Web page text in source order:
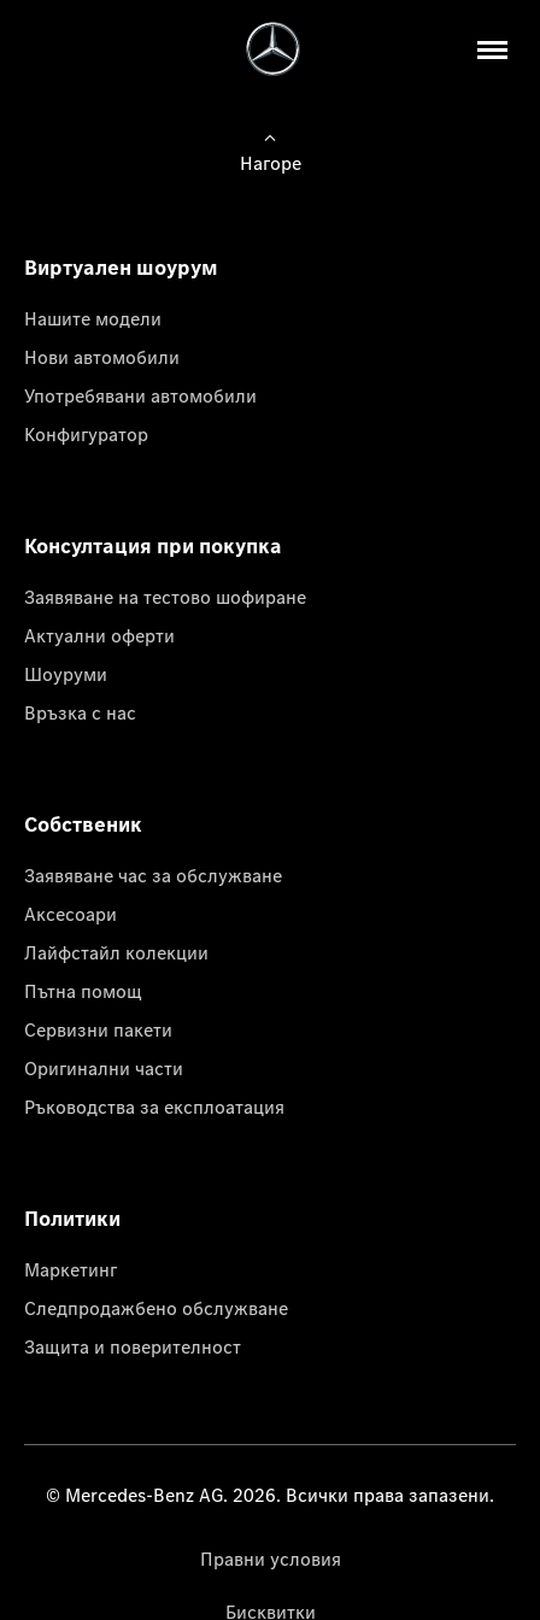
Нагоре
Виртуален шоурум
Нашите модели
Нови автомобили
Употребявани автомобили
Конфигуратор
Консултация при покупка
Заявяване на тестово шофиране
Актуални оферти
Шоуруми
Връзка с нас
Собственик
Заявяване час за обслужване
Аксесоари
Лайфстайл колекции
Пътна помощ
Сервизни пакети
Оригинални части
Ръководства за експлоатация
Политики
Маркетинг
Следпродажбено обслужване
Защита и поверителност
© Mercedes-Benz AG. 2026. Всички права запазени.
Правни условия
Бисквитки